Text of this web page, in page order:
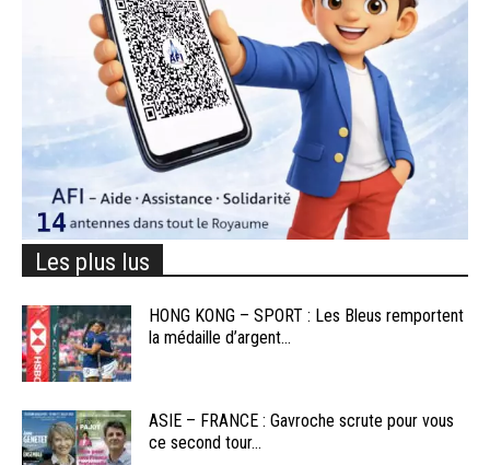
Les plus lus
HONG KONG – SPORT : Les Bleus remportent
la médaille d’argent...
ASIE – FRANCE : Gavroche scrute pour vous
ce second tour...